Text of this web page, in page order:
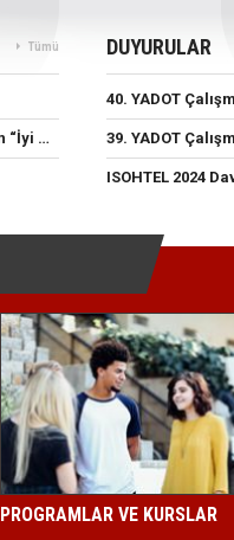
Tümü
“Dil Ağacı Projesi” Erasmus+ Tarafından “İyi Uygulama” Etiketine Layık Görüldü
DUYURULAR
ISOHTEL 2024
PROGRAMLAR VE KURSLAR